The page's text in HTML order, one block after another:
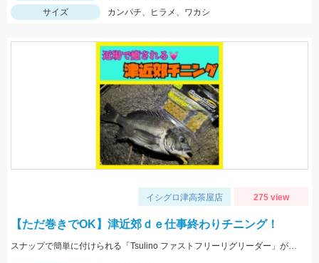
サイズ
カンパチ、ヒラメ、ワカシ
イシグロ津高茶屋店 275 view
【ただ巻きでOK】津近郊ｄｅ仕事終わりチニング！
スナップで簡単に付けられる「Tsulino ファストフリーリグリーダー」が活躍！フックを「ダイワ シルバーウルフ フックSSストレート」に変えてフッキング率アップ！